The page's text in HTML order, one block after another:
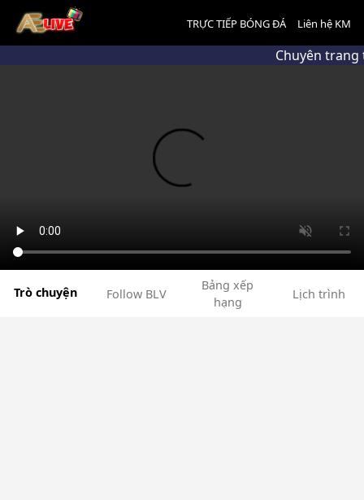
TRỰC TIẾP BÓNG ĐÁ Liên hệ KM
Chuyên trang
Trò chuyện Follow BLV
Bảng xếp
hạng
Lịch trình